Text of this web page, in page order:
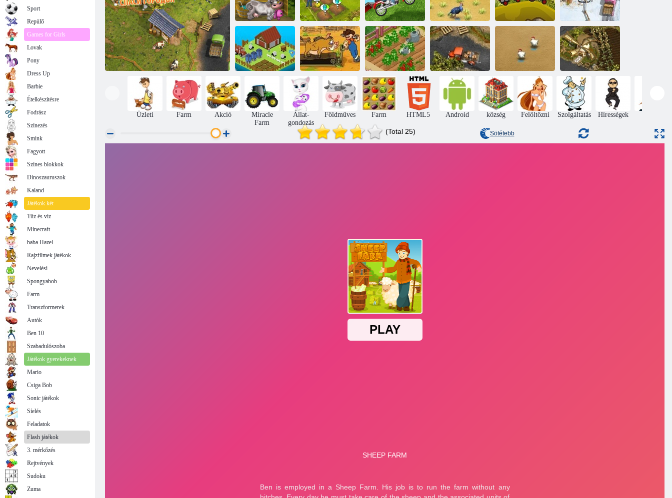
A vidéken Farm Mania Farmer-racer Farm Frenzy 3 Farm Express
Farmer 3 -
Évszakok
Build a farm
Akadályai a
vaddisznó
Új Farmer 2 Youda Фермер Farm őrület 2 Yoda Farmer
Üzleti Farm Akció
Miracle
Farm
Állat-
gondozás
Földműves Farm HTML5 Android község Felöltözni Szolgáltatás Hírességek
(Total 25) Sötétebb
Sport
Repülő
Games for Girls
Lovak
Pony
Dress Up
Barbie
Ételkészítésre
Fodrász
Színezés
Smink
Fagyott
Színes blokkok
Dinoszauruszok
Kaland
Játékok két
Tűz és víz
Minecraft
baba Hazel
Rajzfilmek játékok
Nevelési
Spongyabob
Farm
Transzformerek
Autók
Ben 10
Szabadulószoba
Játékok gyerekeknek
Mario
Csiga Bob
Sonic játékok
Síelés
Feladatok
Flash játékok
3. mérkőzés
Rejtvények
Sudoku
Zuma